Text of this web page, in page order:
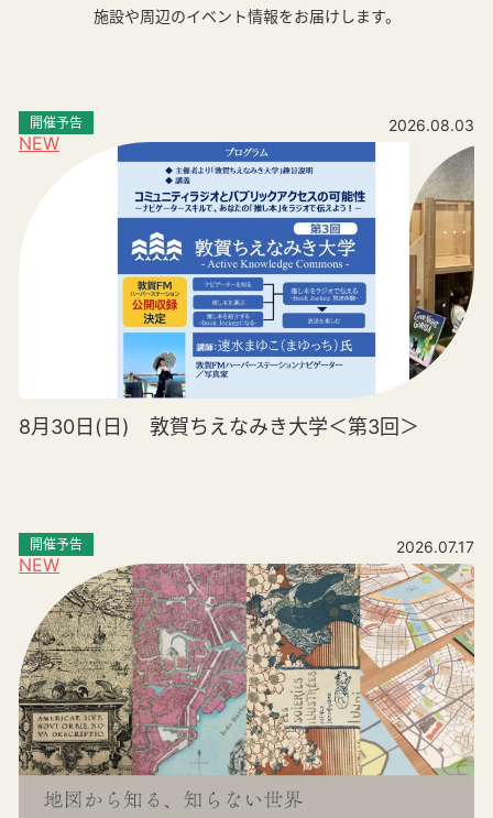
施設や周辺のイベント情報をお届けします。
NEW
開催予告 2026.08.03
8月30日(日) 敦賀ちえなみき大学＜第3回＞
NEW
開催予告 2026.07.17